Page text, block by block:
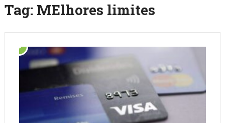
Tag: MElhores limites